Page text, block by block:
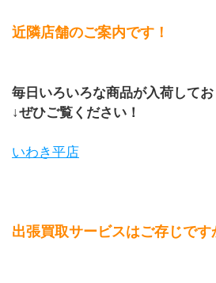
近隣店舗のご案内です！
毎日いろいろな商品が入荷してお
↓ぜひご覧ください！
いわき平店
出張買取サービスはご存じです